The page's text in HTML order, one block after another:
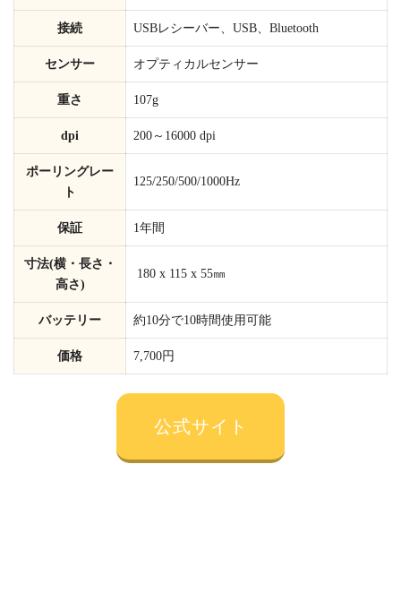
接続 USBレシーバー、USB、Bluetooth
センサー オプティカルセンサー
重さ 107g
dpi 200～16000 dpi
ポーリングレー
ト
125/250/500/1000Hz
保証 1年間
寸法(横・長さ・
高さ)
180 x 115 x 55㎜
バッテリー 約10分で10時間使用可能
価格 7,700円
公式サイト